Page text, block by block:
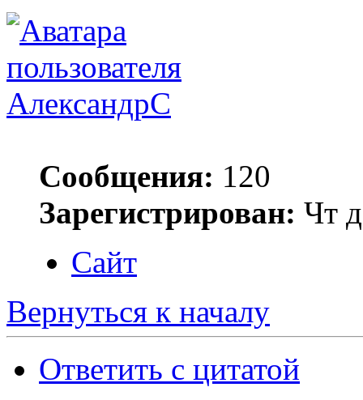
АлександрС
Сообщения: 120
Зарегистрирован: Чт
Сайт
Вернуться к началу
Ответить с цитатой